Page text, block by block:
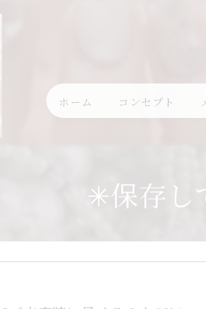
ホーム コンセプト
✳︎保存し